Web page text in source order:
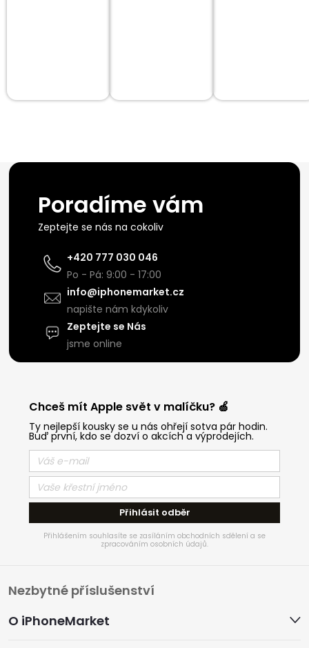
Poradíme vám
Zeptejte se nás na cokoliv
+420 777 030 046
Po - Pá: 9:00 - 17:00
info@iphonemarket.cz
napište nám kdykoliv
Zeptejte se Nás
jsme online
Chceš mít Apple svět v malíčku? 🍏
Ty nejlepší kousky se u nás ohřejí sotva pár hodin.
Buď první, kdo se dozví o akcích a výprodejích.
Přihlásit odběr
Přihlášením souhlasíte se zasíláním obchodních sdělení a se
zpracováním osobních údajů.
Z
áO iPhoneMarket
Nezbytné příslušenství